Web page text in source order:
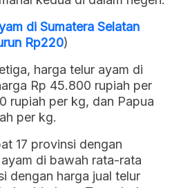
di Sumatera Selatan
Rp220)
harga telur ayam di
Rp 45.800 rupiah per
rupiah per kg, dan Papua
per kg.
17 provinsi dengan
di bawah rata-rata
dengan harga jual telur